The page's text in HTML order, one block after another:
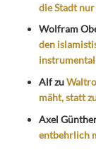
die Stadt
Wolfram
den
Alfzu
mäht, statt
Axel
entbehrlich